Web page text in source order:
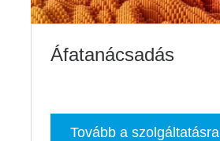
Áfatanácsadás
Tovább a szolgáltatásra